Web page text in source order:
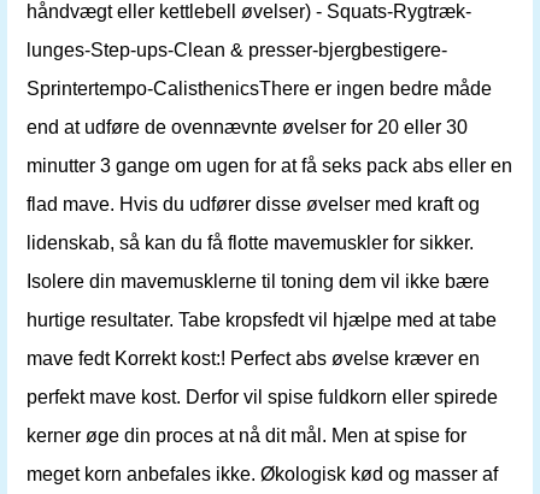
håndvægt eller kettlebell øvelser) - Squats-Rygtræk-
lunges-Step-ups-Clean & presser-bjergbestigere-
Sprintertempo-CalisthenicsThere er ingen bedre måde
end at udføre de ovennævnte øvelser for 20 eller 30
minutter 3 gange om ugen for at få seks pack abs eller en
flad mave. Hvis du udfører disse øvelser med kraft og
lidenskab, så kan du få flotte mavemuskler for sikker.
Isolere din mavemusklerne til toning dem vil ikke bære
hurtige resultater. Tabe kropsfedt vil hjælpe med at tabe
mave fedt Korrekt kost:! Perfect abs øvelse kræver en
perfekt mave kost. Derfor vil spise fuldkorn eller spirede
kerner øge din proces at nå dit mål. Men at spise for
meget korn anbefales ikke. Økologisk kød og masser af